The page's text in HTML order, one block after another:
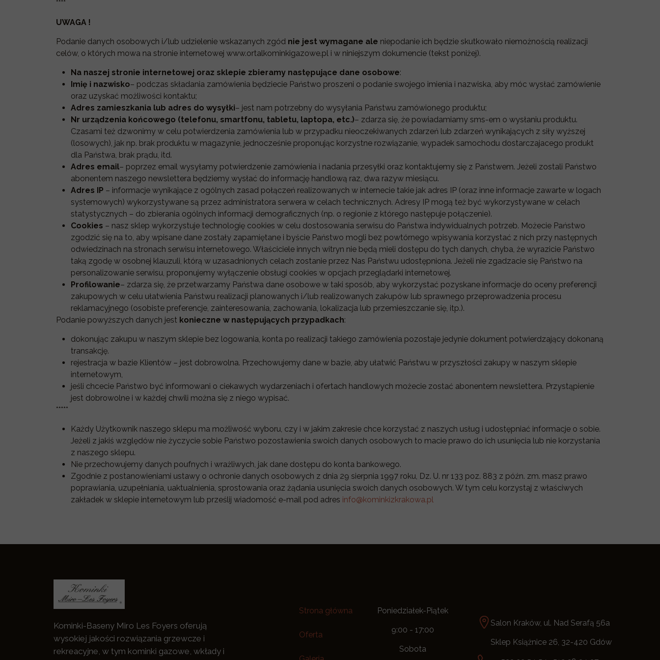
****
UWAGA !
Podanie danych osobowych i/lub udzielenie wskazanych zgód nie jest wymagane ale niepodanie ich będzie skutkowało niemożnością realizacji
celów, o których mowa na stronie internetowej www.ortalkominkigazowe.pl i w niniejszym dokumencie (tekst poniżej).
Na naszej stronie internetowej oraz sklepie zbieramy następujące dane osobowe:
Imię i nazwisko– podczas składania zamówienia będziecie Państwo proszeni o podanie swojego imienia i nazwiska, aby móc wysłać zamówienie
oraz uzyskać możliwości kontaktu;
Adres zamieszkania lub adres do wysyłki– jest nam potrzebny do wysyłania Państwu zamówionego produktu;
Nr urządzenia końcowego (telefonu, smartfonu, tabletu, laptopa, etc.)– zdarza się, że powiadamiamy sms-em o wysłaniu produktu.
Czasami też dzwonimy w celu potwierdzenia zamówienia lub w przypadku nieoczekiwanych zdarzeń lub zdarzeń wynikających z siły wyższej
(losowych), jak np. brak produktu w magazynie, jednocześnie proponując korzystne rozwiązanie, wypadek samochodu dostarczajacego produkt
dla Państwa, brak prądu, itd.
Adres email– poprzez email wysyłamy potwierdzenie zamówienia i nadania przesyłki oraz kontaktujemy się z Państwem. Jeżeli zostali Państwo
abonentem naszego newslettera będziemy wysłać do informację handlową raz, dwa razyw miesiącu.
Adres IP – informacje wynikające z ogólnych zasad połączeń realizowanych w internecie takie jak adres IP (oraz inne informacje zawarte w logach
systemowych) wykorzystywane są przez administratora serwera w celach technicznych. Adresy IP mogą też być wykorzystywane w celach
statystycznych – do zbierania ogólnych informacji demograficznych (np. o regionie z którego następuje połączenie).
Cookies – nasz sklep wykorzystuje technologię cookies w celu dostosowania serwisu do Państwa indywidualnych potrzeb. Możecie Państwo
zgodzić się na to, aby wpisane dane zostały zapamiętane i byście Państwo mogli bez powtórnego wpisywania korzystać z nich przy następnych
odwiedzinach na stronach serwisu internetowego. Właściciele innych witryn nie będą mieli dostępu do tych danych, chyba, że wyrazicie Państwo
taką zgodę w osobnej klauzuli, którą w uzasadnionych celach zostanie przez Nas Państwu udostępniona. Jeżeli nie zgadzacie się Państwo na
personalizowanie serwisu, proponujemy wyłączenie obsługi cookies w opcjach przeglądarki internetowej.
Profilowanie– zdarza się, że przetwarzamy Państwa dane osobowe w taki sposób, aby wykorzystać pozyskane informacje do oceny preferencji
zakupowych w celu ułatwienia Państwu realizacji planowanych i/lub realizowanych zakupów lub sprawnego przeprowadzenia procesu
reklamacyjnego (osobiste preferencje, zainteresowania, zachowania, lokalizacja lub przemieszczanie się, itp.).
Podanie powyższych danych jest konieczne w następujących przypadkach:
dokonując zakupu w naszym sklepie bez logowania, konta po realizacji takiego zamówienia pozostaje jedynie dokument potwierdzający dokonaną
transakcję.
rejestracja w bazie Klientów – jest dobrowolna. Przechowujemy dane w bazie, aby ułatwić Państwu w przyszłości zakupy w naszym sklepie
internetowym,
jeśli chcecie Państwo być informowani o ciekawych wydarzeniach i ofertach handlowych możecie zostać abonentem newslettera. Przystąpienie
jest dobrowolne i w każdej chwili można się z niego wypisać.
*****
Każdy Użytkownik naszego sklepu ma możliwość wyboru, czy i w jakim zakresie chce korzystać z naszych usług i udostępniać informacje o sobie.
Jeżeli z jakiś względów nie życzycie sobie Państwo pozostawienia swoich danych osobowych to macie prawo do ich usunięcia lub nie korzystania
z naszego sklepu.
Nie przechowujemy danych poufnych i wrażliwych, jak dane dostępu do konta bankowego.
Zgodnie z postanowieniami ustawy o ochronie danych osobowych z dnia 29 sierpnia 1997 roku, Dz. U. nr 133 poz. 883 z późn. zm. masz prawo
poprawiania, uzupełniania, uaktualnienia, sprostowania oraz żądania usunięcia swoich danych osobowych. W tym celu korzystaj z właściwych
zakładek w sklepie internetowym lub prześlij wiadomość e-mail pod adres info@kominkizkrakowa.pl
Kominki-Baseny Miro Les Foyers oferują
wysokiej jakości rozwiązania grzewcze i
rekreacyjne, w tym kominki gazowe, wkłady i
Strona główna
Oferta
Poniedziałek-Piątek
9:00 - 17:00
Sobota
Salon Kraków, ul. Nad Serafą 56a
Sklep Książnice 26, 32-420 Gdów